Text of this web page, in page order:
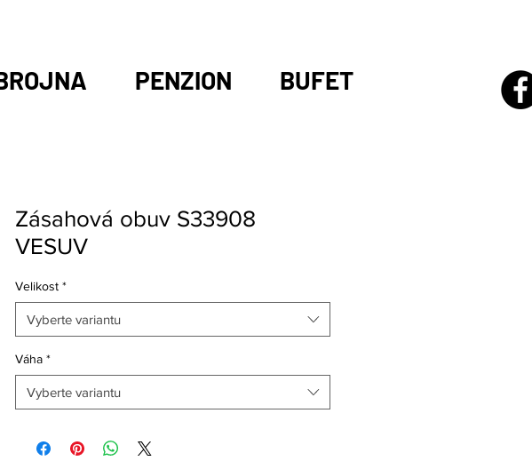
PENZION BUFET
Zásahová obuv S33908
VESUV
Velikost *
Vyberte variantu
Váha *
Vyberte variantu